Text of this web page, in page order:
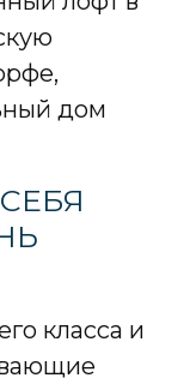
дом
класса и